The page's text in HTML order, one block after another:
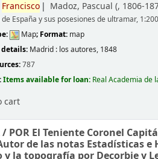
Francisco Madoz, Pascual (, 1806-
España y sus posesiones de ultramar,
Map; Format: map
Madrid : los autores, 1848
787
Items available for loan: Real Academia de
cart
/ POR El Teniente Coronel
de las notas Estadísticas
la topografía por Decorbie y